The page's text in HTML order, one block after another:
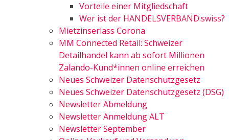
Vorteile einer Mitgliedschaft
Wer ist der HANDELSVERBAND.swiss?
Mietzinserlass Corona
MM Connected Retail: Schweizer
Detailhandel kann ab sofort Millionen
Zalando-Kund*innen online erreichen
Neues Schweizer Datenschutzgesetz
Neues Schweizer Datenschutzgesetz (DSG)
Newsletter Abmeldung
Newsletter Anmeldung ALT
Newsletter September